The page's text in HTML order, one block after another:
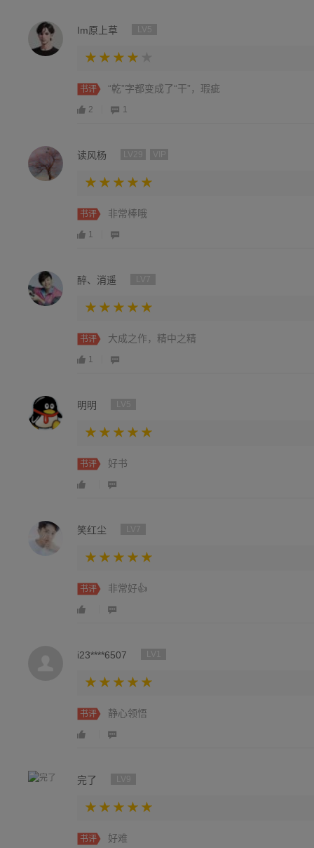
Im原上草
书评 “乾”字都变成了“干”，瑕疵
2 1
读风杨
书评 非常棒哦
1
醉、消遥
书评 大成之作，精中之精
1
明明
书评 好书
笑红尘
书评 非常好👍
i23****6507
书评 静心领悟
完了
书评 好难